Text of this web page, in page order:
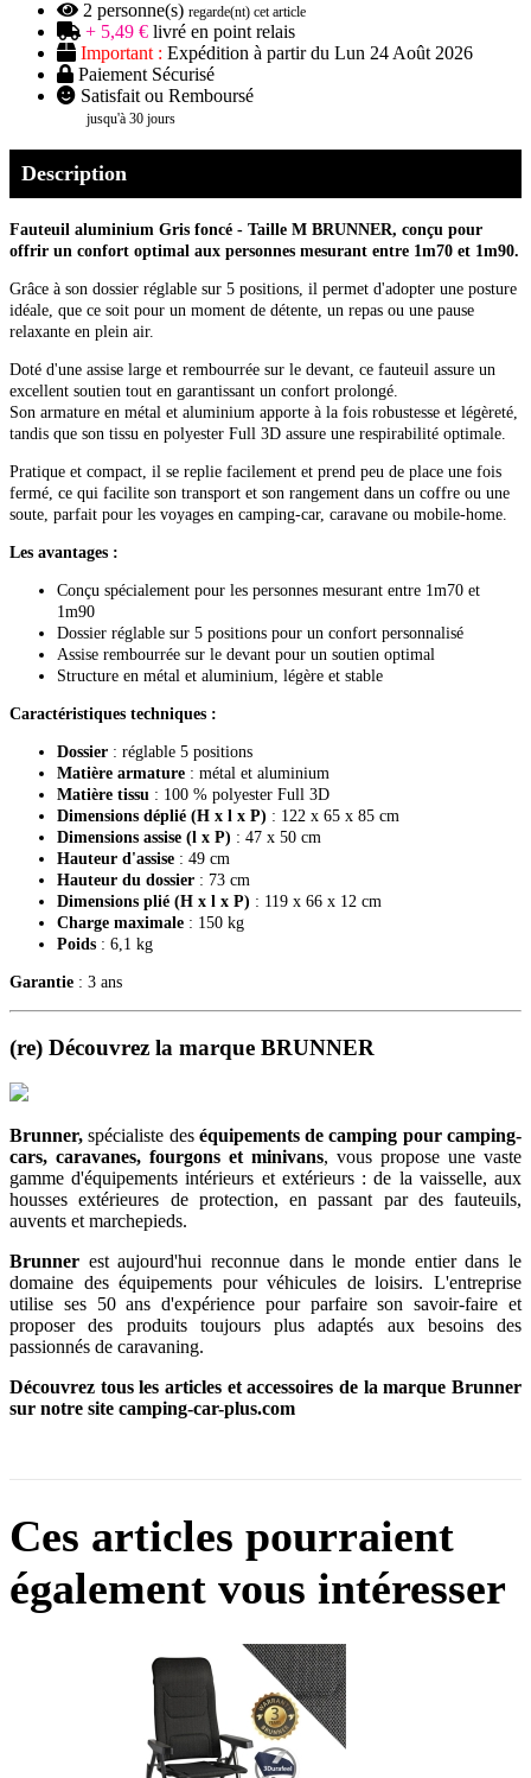
2 personne(s) regarde(nt) cet article
+ 5,49 € livré en point relais
Important : Expédition à partir du Lun 24 Août 2026
Paiement Sécurisé
Satisfait ou Remboursé
jusqu'à 30 jours
Description
Fauteuil aluminium Gris foncé - Taille M BRUNNER, conçu pour
offrir un confort optimal aux personnes mesurant entre 1m70 et 1m90.
Grâce à son dossier réglable sur 5 positions, il permet d'adopter une posture
idéale, que ce soit pour un moment de détente, un repas ou une pause
relaxante en plein air.
Doté d'une assise large et rembourrée sur le devant, ce fauteuil assure un
excellent soutien tout en garantissant un confort prolongé.
Son armature en métal et aluminium apporte à la fois robustesse et légèreté,
tandis que son tissu en polyester Full 3D assure une respirabilité optimale.
Pratique et compact, il se replie facilement et prend peu de place une fois
fermé, ce qui facilite son transport et son rangement dans un coffre ou une
soute, parfait pour les voyages en camping-car, caravane ou mobile-home.
Les avantages :
Conçu spécialement pour les personnes mesurant entre 1m70 et
1m90
Dossier réglable sur 5 positions pour un confort personnalisé
Assise rembourrée sur le devant pour un soutien optimal
Structure en métal et aluminium, légère et stable
Caractéristiques techniques :
Dossier : réglable 5 positions
Matière armature : métal et aluminium
Matière tissu : 100 % polyester Full 3D
Dimensions déplié (H x l x P) : 122 x 65 x 85 cm
Dimensions assise (l x P) : 47 x 50 cm
Hauteur d'assise : 49 cm
Hauteur du dossier : 73 cm
Dimensions plié (H x l x P) : 119 x 66 x 12 cm
Charge maximale : 150 kg
Poids : 6,1 kg
Garantie : 3 ans
(re) Découvrez la marque BRUNNER
Brunner, spécialiste des équipements de camping pour camping-
cars, caravanes, fourgons et minivans, vous propose une vaste
gamme d'équipements intérieurs et extérieurs : de la vaisselle, aux
housses extérieures de protection, en passant par des fauteuils,
auvents et marchepieds.
Brunner est aujourd'hui reconnue dans le monde entier dans le
domaine des équipements pour véhicules de loisirs. L'entreprise
utilise ses 50 ans d'expérience pour parfaire son savoir-faire et
proposer des produits toujours plus adaptés aux besoins des
passionnés de caravaning.
Découvrez tous les articles et accessoires de la marque Brunner
sur notre site camping-car-plus.com
Ces articles pourraient
également vous intéresser